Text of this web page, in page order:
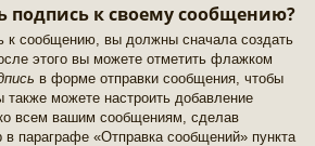
подпись к своему сообщению?
к сообщению, вы должны сначала создать
этого вы можете отметить флажком
в форме отправки сообщения, чтобы
можете настроить добавление
всем вашим сообщениям, сделав
параграфе «Отправка сообщений» пункта